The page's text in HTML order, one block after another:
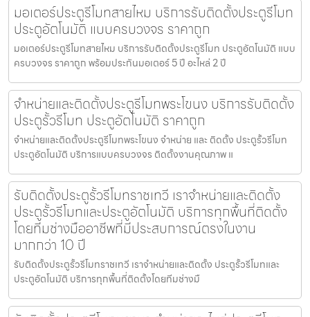
มอเตอร์ประตูรีโมทสายไหม บริการรับติดตั้งประตูรีโมท
ประตูอัตโนมัติ แบบครบวงจร ราคาถูก
มอเตอร์ประตูรีโมทสายไหม บริการรับติดตั้งประตูรีโมท ประตูอัตโนมัติ แบบ
ครบวงจร ราคาถูก พร้อมประกันมอเตอร์ 5 ปี อะไหล่ 2 ปี
จำหน่ายและติดตั้งประตูรีโมทพระโขนง บริการรับติดตั้ง
ประตูรั้วรีโมท ประตูอัตโนมัติ ราคาถูก
จำหน่ายและติดตั้งประตูรีโมทพระโขนง จำหน่าย และ ติดตั้ง ประตูรั้วรีโมท
ประตูอัตโนมัติ บริการแบบครบวงจร ติดตั้งงานคุณภาพ แ
รับติดตั้งประตูรั้วรีโมทราชเทวี เราจำหน่ายและติดตั้ง
ประตูรั้วรีโมทและประตูอัตโนมัติ บริการทุกพื้นที่ติดตั้ง
โดยทีมช่างมืออาชีพที่มีประสบการณ์ตรงในงาน
มากกว่า 10 ปี
รับติดตั้งประตูรั้วรีโมทราชเทวี เราจำหน่ายและติดตั้ง ประตูรั้วรีโมทและ
ประตูอัตโนมัติ บริการทุกพื้นที่ติดตั้งโดยทีมช่างมื